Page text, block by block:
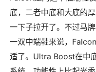
底，二者中底和大底的
一下子拉开了。不过马
一双中端鞋来说，
适了。Ultra Boost在中